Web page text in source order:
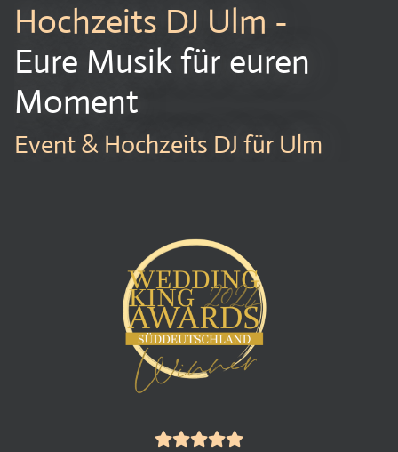
Hochzeits DJ Ulm -
Eure Musik für euren
Moment
Event & Hochzeits DJ für Ulm